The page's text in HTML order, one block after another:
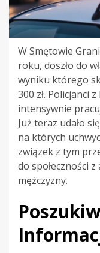
W Smętowie
roku, doszło do
wyniku którego
300 zł. Policjanci
intensywnie
Już teraz udało
na których
związek z tym
do społeczności
mężczyzny.